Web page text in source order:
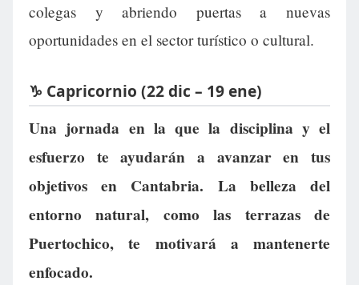
colegas y abriendo puertas a nuevas
oportunidades en el sector turístico o cultural.
♑ Capricornio (22 dic – 19 ene)
Una jornada en la que la disciplina y el
esfuerzo te ayudarán a avanzar en tus
objetivos en Cantabria. La belleza del
entorno natural, como las terrazas de
Puertochico, te motivará a mantenerte
enfocado.